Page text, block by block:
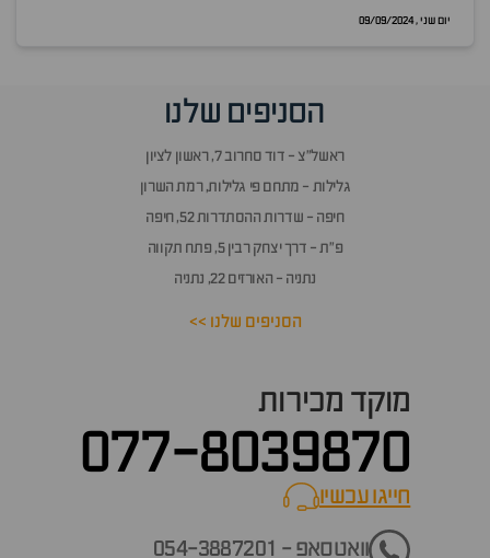
יום שני , 09/09/2024
הסניפים שלנו
ראשל״צ - דוד סחרוב 7, ראשון לציון
גלילות - מתחם פי גלילות, רמת השרון
חיפה - שדרות ההסתדרות 52, חיפה
פ״ת - דרך יצחק רבין 5, פתח תקווה
נתניה - האורזים 22, נתניה
הסניפים שלנו >>
מוקד מכירות
077-8039870
חייגו עכשיוcall now
וואטסאפ - 054-3887201